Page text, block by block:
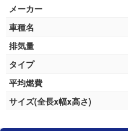
メーカー
車種名
排気量
タイプ
平均燃費
サイズ(全長x幅x高さ)